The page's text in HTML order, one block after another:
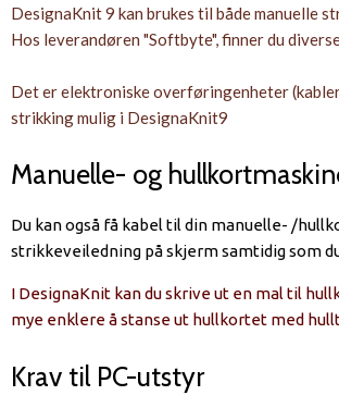
DesignaKnit 9 kan brukes til både manuelle
Hos leverandøren "Softbyte", finner du
Det er elektroniske overføringenheter
strikking mulig i DesignaKnit9
Manuelle- og
Du kan også få kabel til din manuelle- /
strikkeveiledning på skjerm samtidig som
I DesignaKnit kan du skrive ut en mal til
mye enklere å stanse ut hullkortet med
Krav til PC-utstyr